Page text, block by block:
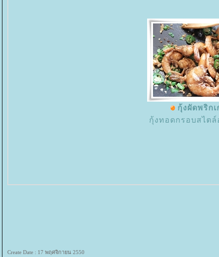
กุ้งผัดพริก
กุ้งทอดกรอบสไต
Create Date : 17 พฤศจิกายน 2550